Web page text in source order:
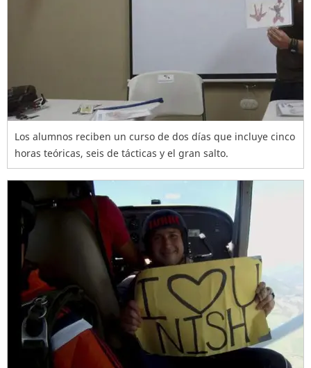
Los alumnos reciben un curso de dos días que incluye cinco
horas teóricas, seis de tácticas y el gran salto.